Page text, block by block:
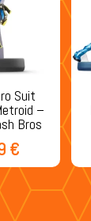
Suit
–
Bros
€